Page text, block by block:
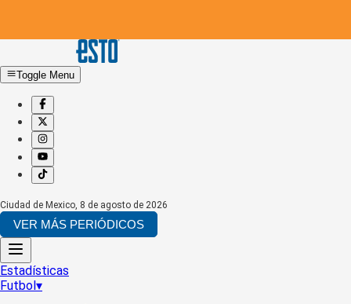
Toggle Menu
Ciudad de Mexico, 8 de agosto de 2026
VER MÁS PERIÓDICOS
Estadísticas
Futbol▾